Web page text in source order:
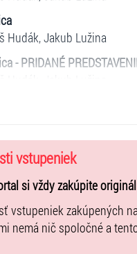
Hudák, Jakub Lužina
- PRIDANÉ
Gulík, Jaro Abaffy
vstupeniek
si vždy zakúpite
vstupeniek zakúpených
nemá nič spoločné a